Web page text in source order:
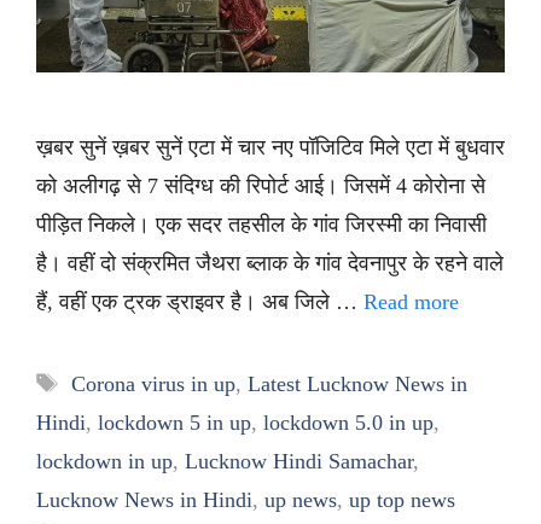
ख़बर सुनें ख़बर सुनें एटा में चार नए पॉजिटिव मिले एटा में बुधवार
को अलीगढ़ से 7 संदिग्ध की रिपोर्ट आई। जिसमें 4 कोरोना से
पीड़ित निकले। एक सदर तहसील के गांव जिरस्मी का निवासी
है। वहीं दो संक्रमित जैथरा ब्लाक के गांव देवनापुर के रहने वाले
हैं, वहीं एक ट्रक ड्राइवर है। अब जिले … Read more
Tags
Corona virus in up, Latest Lucknow News in
Hindi, lockdown 5 in up, lockdown 5.0 in up,
lockdown in up, Lucknow Hindi Samachar,
Lucknow News in Hindi, up news, up top news